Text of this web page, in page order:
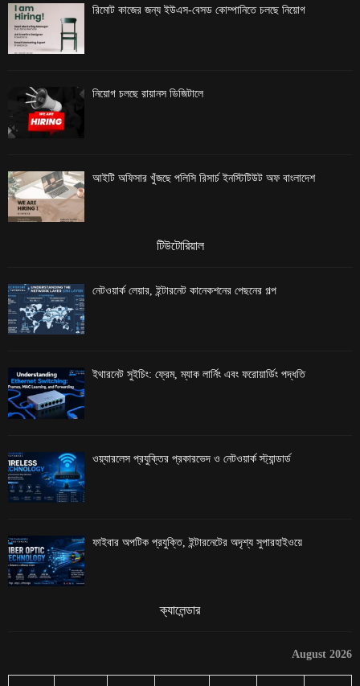
রিমোট কাজের জন্য ইউএস-বেসড কোম্পানিতে চলছে নিয়োগ
নিয়োগ চলছে রায়ানস ডিজিটালে
আইটি অফিসার খুঁজছে পলিসি রিসার্চ ইনস্টিটিউট অফ বাংলাদেশ
টিউটোরিয়াল
নেটওয়ার্ক লেয়ার, ইন্টারনেট কানেকশনের পেছনের গল্প
ইথারনেট সুইচিং: ফ্রেম, ম্যাক লার্নিং এবং ফরোয়ার্ডিং পদ্ধতি
ওয়্যারলেস প্রযুক্তির প্রকারভেদ ও নেটওয়ার্ক স্ট্যান্ডার্ড
ফাইবার অপটিক প্রযুক্তি, ইন্টারনেটের অদৃশ্য সুপারহাইওয়ে
ক্যালেন্ডার
August 2026